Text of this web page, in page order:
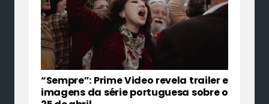
“Sempre”: Prime Video revela trailer e
imagens da série portuguesa sobre o